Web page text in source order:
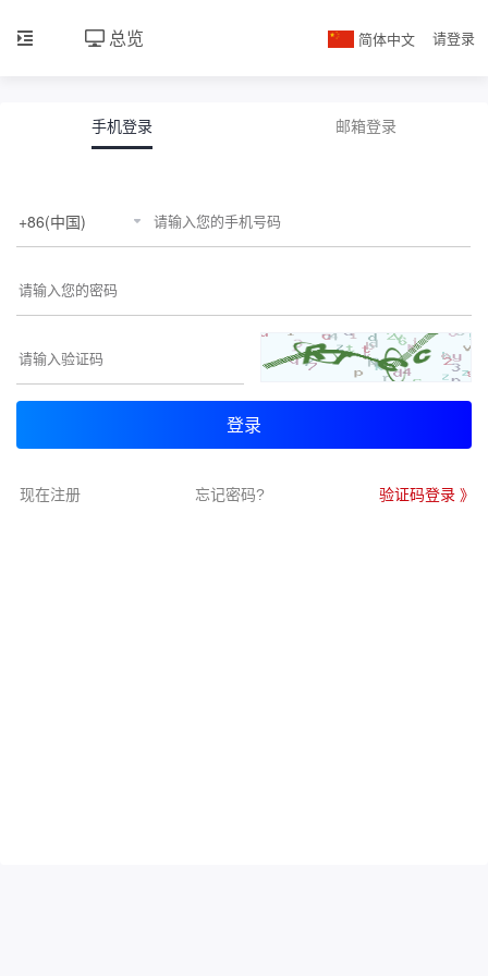
总览 简体中文 请登录
手机登录 邮箱登录
登录
现在注册 忘记密码? 验证码登录 》